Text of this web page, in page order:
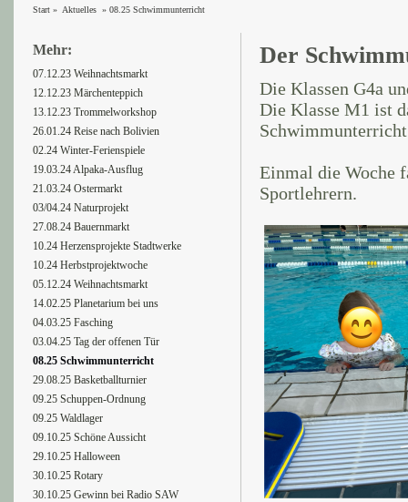
Start» Aktuelles » 08.25 Schwimmunterricht
Mehr:
07.12.23 Weihnachtsmarkt
12.12.23 Märchenteppich
13.12.23 Trommelworkshop
26.01.24 Reise nach Bolivien
02.24 Winter-Ferienspiele
19.03.24 Alpaka-Ausflug
21.03.24 Ostermarkt
03/04.24 Naturprojekt
27.08.24 Bauernmarkt
10.24 Herzensprojekte Stadtwerke
10.24 Herbstprojektwoche
05.12.24 Weihnachtsmarkt
14.02.25 Planetarium bei uns
04.03.25 Fasching
03.04.25 Tag der offenen Tür
08.25 Schwimmunterricht
29.08.25 Basketballturnier
09.25 Schuppen-Ordnung
09.25 Waldlager
09.10.25 Schöne Aussicht
29.10.25 Halloween
30.10.25 Rotary
30.10.25 Gewinn bei Radio SAW
Der
Die Klassen G4a
Die Klasse M1 ist
Einmal die Woche
Sportlehrern.